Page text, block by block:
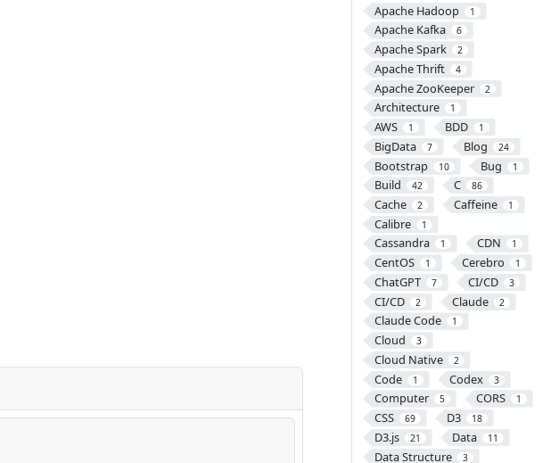
Apache Hadoop 1
Apache Kafka 6
Apache Spark 2
Apache Thrift 4
Apache ZooKeeper 2
Architecture 1
AWS 1 BDD 1
BigData 7 Blog 24
Bootstrap 10 Bug 1
Build 42 C 86
Cache 2 Caffeine 1
Calibre 1
Cassandra 1 CDN 1
CentOS 1 Cerebro 1
ChatGPT 7 CI/CD 3
CI/CD 2 Claude 2
Claude Code 1
Cloud 3
Cloud Native 2
Code 1 Codex 3
Computer 5 CORS 1
CSS 69 D3 18
D3.js 21 Data 11
Data Structure 3